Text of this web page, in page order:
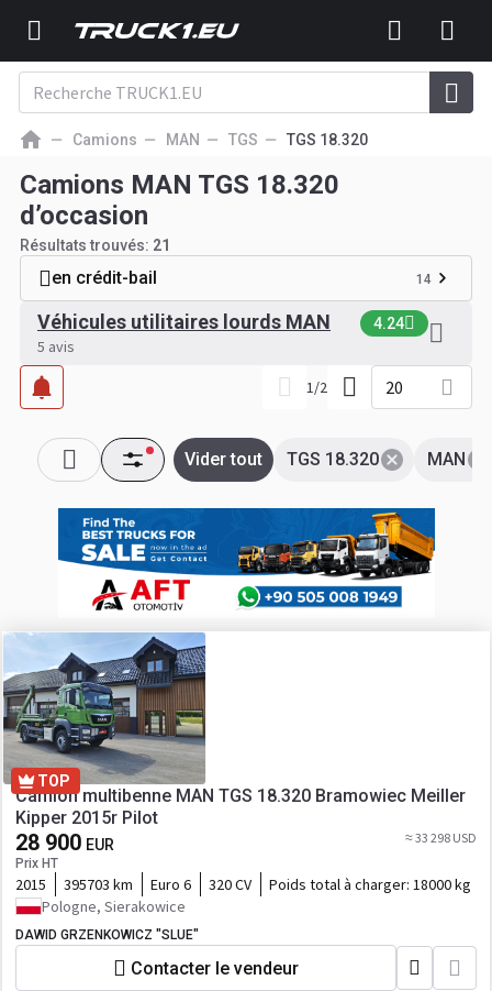
Camions MAN TGS TGS 18.320
Camions MAN TGS 18.320
d’occasion
Résultats trouvés: 21
en crédit-bail 14
Véhicules utilitaires lourds MAN 4.24
5 avis
1/2 20
MAN
TGS 18.320
Vider tout
TOP
Camion multibenne MAN TGS 18.320 Bramowiec Meiller
Kipper 2015r Pilot
28 900 EUR
Prix HT
≈ 33 298 USD
2015 395703 km Euro 6 320 CV Poids total à charger: 18000 kg
Pologne, Sierakowice
DAWID GRZENKOWICZ "SLUE"
Contacter le vendeur